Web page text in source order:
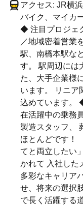
アクセス: JR横
バイク、マイカ
◆ 注目プロジェ
／地域密着営業
駅、南橋本駅な
す。 駅周辺には
た、大手企業様
います。 リニア
込めています。
在活躍中の乗務
製造スタッフ、
ほとんどです！
てと両立したい
かれて 入社した
多彩なキャリア
せ、将来の選択
で長く活躍する